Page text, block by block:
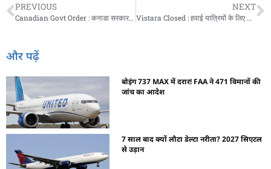
PREVIOUS
Canadian Govt Order : कनाडा सरकार का फैसला, अब इन लोगों को नहीं मिलेगा वर्क परमिट
NEXT
Vistara Closed : हवाई यात्रियों के लिए अलर्ट, 3 दिन बाद विस्‍तारा में बंद हो जाएगी टिकट बुकिंग
और पढ़ें
बोइंग 737 MAX में दरार! FAA ने 471 विमानों की
जांच का आदेश
7 साल बाद क्यों लौटा डेल्टा नरीता? 2027 सिएटल
से उड़ान